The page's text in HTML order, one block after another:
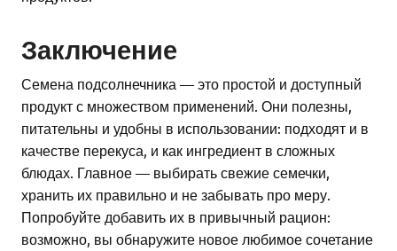
Заключение
Семена подсолнечника — это простой и доступный
продукт с множеством применений. Они полезны,
питательны и удобны в использовании: подходят и в
качестве перекуса, и как ингредиент в сложных
блюдах. Главное — выбирать свежие семечки,
хранить их правильно и не забывать про меру.
Попробуйте добавить их в привычный рацион:
возможно, вы обнаружите новое любимое сочетание